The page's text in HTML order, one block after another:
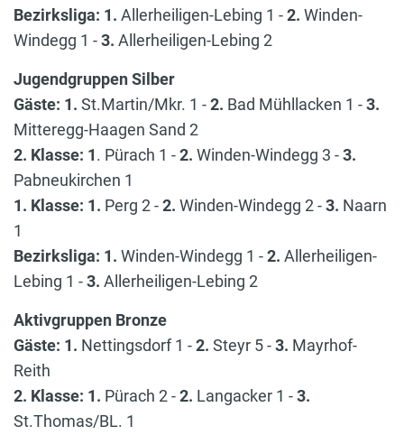
Bezirksliga: 1. Allerheiligen-Lebing 1 -2. Winden-
Windegg 1 -3. Allerheiligen-Lebing 2
Jugendgruppen Silber
Gäste: 1. St.Martin/Mkr. 1 -2. Bad Mühllacken 1 -3.
Mitteregg-Haagen Sand 2
2. Klasse: 1. Pürach 1 -2. Winden-Windegg 3 -3.
Pabneukirchen 1
1. Klasse: 1. Perg 2 -2. Winden-Windegg 2 -3. Naarn
1
Bezirksliga: 1. Winden-Windegg 1 -2. Allerheiligen-
Lebing 1 -3. Allerheiligen-Lebing 2
Aktivgruppen Bronze
Gäste: 1. Nettingsdorf 1 -2. Steyr 5 -3. Mayrhof-
Reith
2. Klasse: 1. Pürach 2 -2. Langacker 1 -3.
St.Thomas/BL. 1